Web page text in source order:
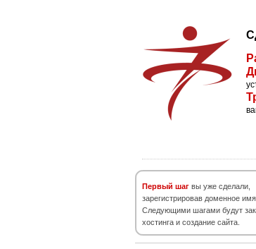
Первый шаг вы уже сделали,
зарегистрировав доменное имя.
Следующими шагами будут
хостинга и создание сайта.